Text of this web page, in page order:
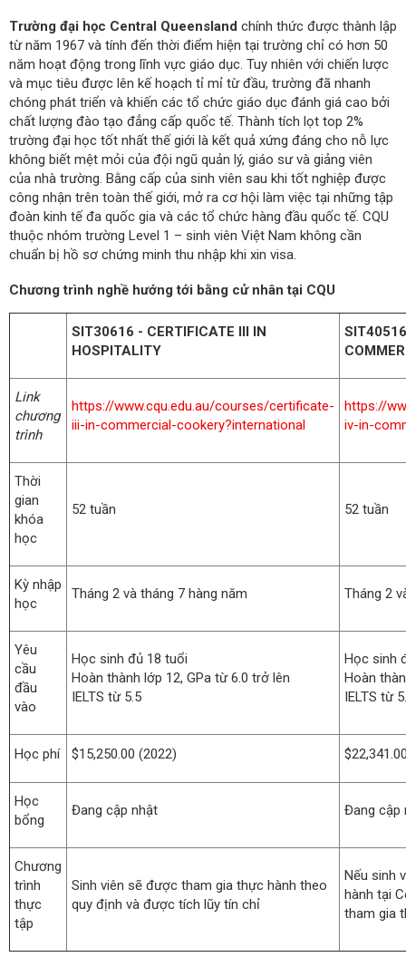
Trường đại học Central Queensland chính thức được thành lập
từ năm 1967 và tính đến thời điểm hiện tại trường chỉ có hơn 50
năm hoạt động trong lĩnh vực giáo dục. Tuy nhiên với chiến lược
và mục tiêu được lên kế hoạch tỉ mỉ từ đầu, trường đã nhanh
chóng phát triển và khiến các tổ chức giáo dục đánh giá cao bởi
chất lượng đào tạo đẳng cấp quốc tế. Thành tích lọt top 2%
trường đại học tốt nhất thế giới là kết quả xứng đáng cho nỗ lực
không biết mệt mỏi của đội ngũ quản lý, giáo sư và giảng viên
của nhà trường. Bằng cấp của sinh viên sau khi tốt nghiệp được
công nhận trên toàn thế giới, mở ra cơ hội làm việc tại những tập
đoàn kinh tế đa quốc gia và các tổ chức hàng đầu quốc tế. CQU
thuộc nhóm trường Level 1 – sinh viên Việt Nam không cần
chuẩn bị hồ sơ chứng minh thu nhập khi xin visa.
Chương trình nghề hướng tới bằng cử nhân tại CQU
SIT30616 - CERTIFICATE III IN
HOSPITALITY
Link
chương
trình
https://www.cqu.edu.au/courses/certificate-
iii-in-commercial-cookery?international
https://
iv-in-
Thời
gian
khóa
học
52 tuần 52 tuần
Kỳ nhập
học
Tháng 2 và tháng 7 hàng năm Tháng 2
Yêu
cầu
đầu
vào
Học sinh đủ 18 tuổi
Hoàn thành lớp 12, GPa từ 6.0 trở lên
IELTS từ 5.5
Học sinh
Hoàn
IELTS từ
Học phí $15,250.00 (2022)
Học
bổng
Đang cập nhật Đang cập
Chương
trình
thực
tập
Sinh viên sẽ được tham gia thực hành theo
quy định và được tích lũy tín chỉ
Nếu sinh
hành tại
tham gia